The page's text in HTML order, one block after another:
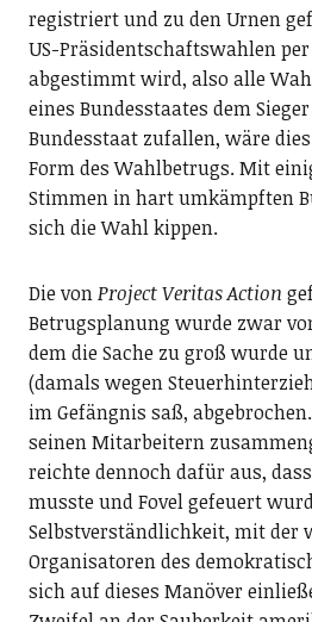
registriert und zu den Urnen
US-Präsidentschaftswahlen
abgestimmt wird, also alle
eines Bundesstaates dem
Bundesstaat zufallen, wäre
Form des Wahlbetrugs. Mit
Stimmen in hart umkämpften
sich die Wahl kippen.
Die vonProject Veritas Action
Betrugsplanung wurde zwar
dem die Sache zu groß wurde
(damals wegen
im Gefängnis saß, abgebrochen.
seinen Mitarbeitern
reichte dennoch dafür aus,
musste und Fovel gefeuert
Selbstverständlichkeit, mit der
Organisatoren des
sich auf dieses Manöver